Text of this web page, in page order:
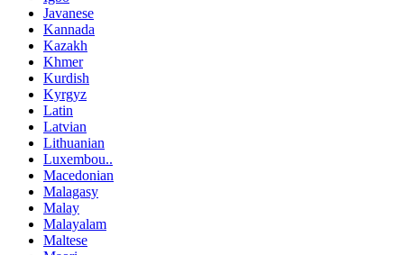
Javanese
Kannada
Kazakh
Khmer
Kurdish
Kyrgyz
Latin
Latvian
Lithuanian
Luxembou..
Macedonian
Malagasy
Malay
Malayalam
Maltese